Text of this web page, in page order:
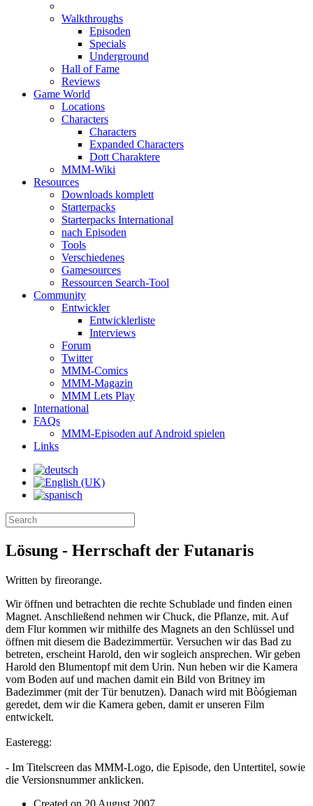
Walkthroughs
Episoden
Specials
Underground
Hall of Fame
Reviews
Game World
Locations
Characters
Characters
Expanded Characters
Dott Charaktere
MMM-Wiki
Resources
Downloads komplett
Starterpacks
Starterpacks International
nach Episoden
Tools
Verschiedenes
Gamesources
Ressourcen Search-Tool
Community
Entwickler
Entwicklerliste
Interviews
Forum
Twitter
MMM-Comics
MMM-Magazin
MMM Lets Play
International
FAQs
MMM-Episoden auf Android spielen
Links
Lösung - Herrschaft der Futanaris
Written by fireorange.
Wir öffnen und betrachten die rechte Schublade und finden einen
Magnet. Anschließend nehmen wir Chuck, die Pflanze, mit. Auf
dem Flur kommen wir mithilfe des Magnets an den Schlüssel und
öffnen mit diesem die Badezimmertür. Versuchen wir das Bad zu
betreten, erscheint Harold, den wir sogleich ansprechen. Wir geben
Harold den Blumentopf mit dem Urin. Nun heben wir die Kamera
vom Boden auf und machen damit ein Bild von Britney im
Badezimmer (mit der Tür benutzen). Danach wird mit Bòógieman
geredet, dem wir die Kamera geben, damit er unseren Film
entwickelt.
Easteregg:
- Im Titelscreen das MMM-Logo, die Episode, den Untertitel, sowie
die Versionsnummer anklicken.
Created on 20 August 2007